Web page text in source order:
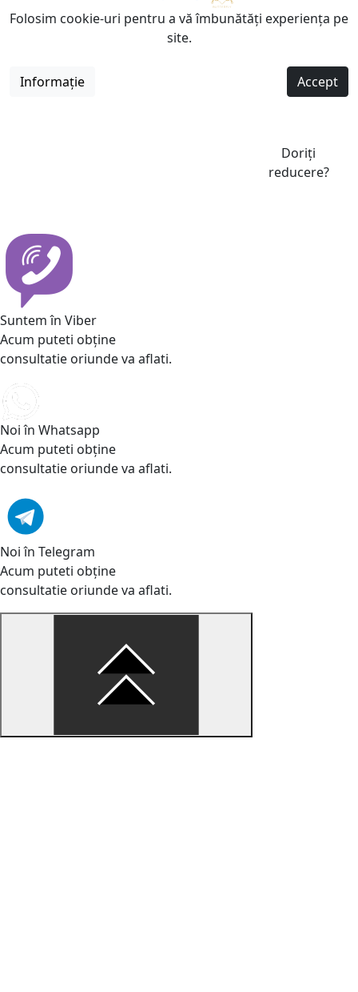
Folosim cookie-uri pentru a vă îmbunătăți experiența pe
site.
Informație Accept
Doriți
reducere?
Suntem în Viber
Acum puteti obține
consultatie oriunde va aflati.
Noi în Whatsapp
Acum puteti obține
consultatie oriunde va aflati.
Noi în Telegram
Acum puteti obține
consultatie oriunde va aflati.